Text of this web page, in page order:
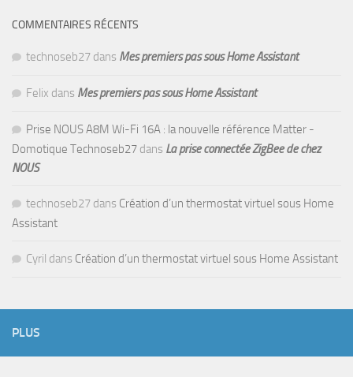
COMMENTAIRES RÉCENTS
technoseb27 dans Mes premiers pas sous Home Assistant
Felix dans Mes premiers pas sous Home Assistant
Prise NOUS A8M Wi-Fi 16A : la nouvelle référence Matter -
Domotique Technoseb27 dans La prise connectée ZigBee de chez
NOUS
technoseb27 dans Création d’un thermostat virtuel sous Home
Assistant
Cyril dans Création d’un thermostat virtuel sous Home Assistant
PLUS